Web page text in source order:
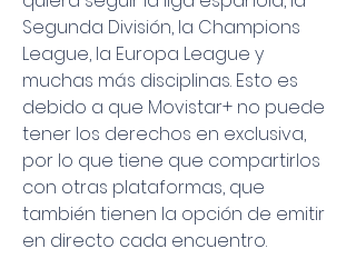
Segunda División, la Champions
League, la Europa League y
muchas más disciplinas. Esto es
debido a que Movistar+ no puede
tener los derechos en exclusiva,
por lo que tiene que compartirlos
con otras plataformas, que
también tienen la opción de emitir
en directo cada encuentro.